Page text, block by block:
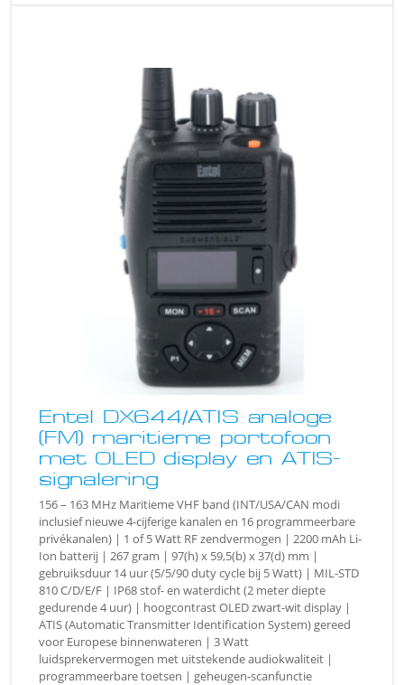
Entel DX644/ATIS analoge
(FM) maritieme portofoon
met OLED display en ATIS-
signalering
156 – 163 MHz Maritieme VHF band (INT/USA/CAN modi
inclusief nieuwe 4-cijferige kanalen en 16 programmeerbare
privékanalen) | 1 of 5 Watt RF zendvermogen | 2200 mAh Li-
Ion batterij | 267 gram | 97(h) x 59,5(b) x 37(d) mm |
gebruiksduur 14 uur (5/5/90 duty cycle bij 5 Watt) | MIL-STD
810 C/D/E/F | IP68 stof- en waterdicht (2 meter diepte
gedurende 4 uur) | hoogcontrast OLED zwart-wit display |
ATIS (Automatic Transmitter Identification System) gereed
voor Europese binnenwateren | 3 Watt
luidsprekervermogen met uitstekende audiokwaliteit |
programmeerbare toetsen | geheugen-scanfunctie